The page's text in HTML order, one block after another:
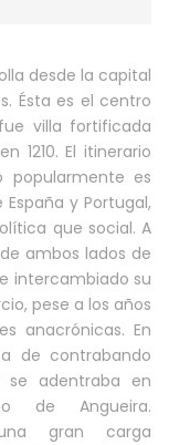
desde la capital
Ésta es el centro
villa fortificada
1210. El itinerario
popularmente es
y Portugal,
que social. A
ambos lados de
intercambiado su
pese a los años
anacrónicas. En
de contrabando
adentraba en
de Angueira.
gran carga